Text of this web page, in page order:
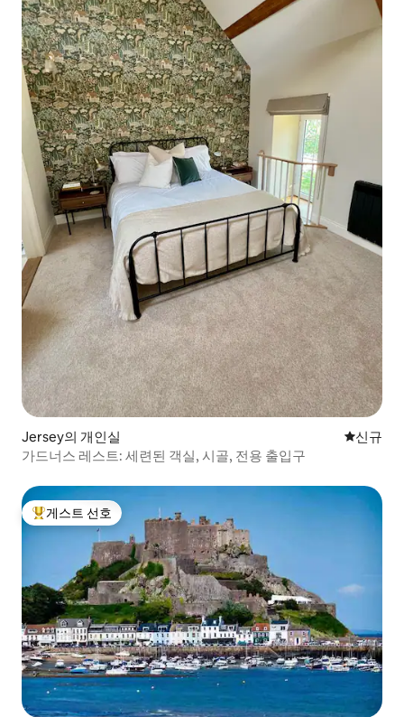
Jersey의 개인실 신규 숙소
신규
가드너스 레스트: 세련된 객실, 시골, 전용 출입구
상위 게스트 선호
게스트 선호